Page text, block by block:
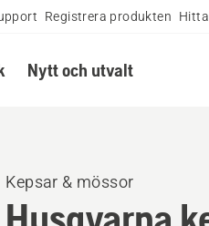
Registrera produkten
Nytt och utvalt
Kepsar & mössor